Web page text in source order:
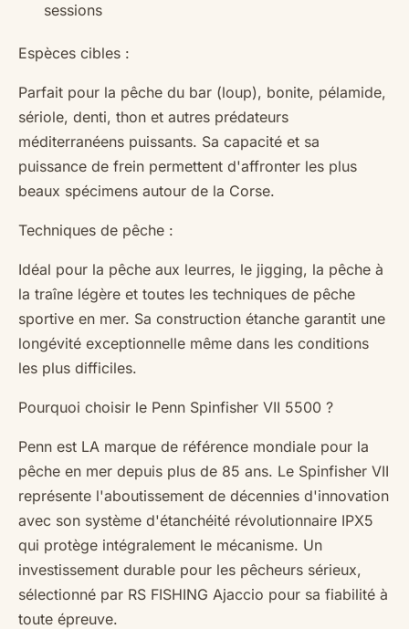
sessions
Espèces cibles :
Parfait pour la pêche du bar (loup), bonite, pélamide,
sériole, denti, thon et autres prédateurs
méditerranéens puissants. Sa capacité et sa
puissance de frein permettent d'affronter les plus
beaux spécimens autour de la Corse.
Techniques de pêche :
Idéal pour la pêche aux leurres, le jigging, la pêche à
la traîne légère et toutes les techniques de pêche
sportive en mer. Sa construction étanche garantit une
longévité exceptionnelle même dans les conditions
les plus difficiles.
Pourquoi choisir le Penn Spinfisher VII 5500 ?
Penn est LA marque de référence mondiale pour la
pêche en mer depuis plus de 85 ans. Le Spinfisher VII
représente l'aboutissement de décennies d'innovation
avec son système d'étanchéité révolutionnaire IPX5
qui protège intégralement le mécanisme. Un
investissement durable pour les pêcheurs sérieux,
sélectionné par RS FISHING Ajaccio pour sa fiabilité à
toute épreuve.